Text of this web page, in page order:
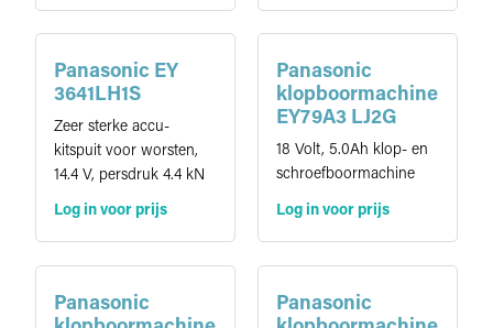
Panasonic EY
3641LH1S
Zeer sterke accu-
kitspuit voor worsten,
14.4 V, persdruk 4.4 kN
Log in voor prijs
Panasonic
klopboormachine
EY79A3 LJ2G
18 Volt, 5.0Ah klop- en
schroefboormachine
Log in voor prijs
Panasonic
Panasonic